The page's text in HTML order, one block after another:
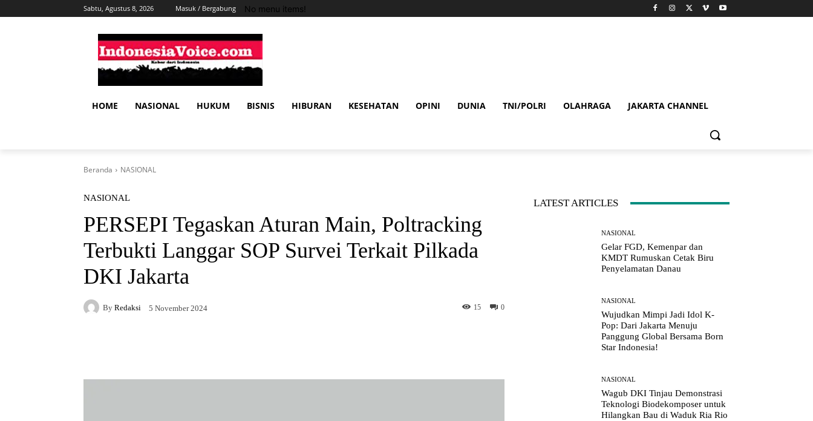
Sabtu, Agustus 8, 2026 Masuk / Bergabung No menu items!
HOME NASIONAL HUKUM BISNIS HIBURAN KESEHATAN OPINI DUNIA TNI/POLRI OLAHRAGA JAKARTA CHANNEL
Beranda NASIONAL
NASIONAL
PERSEPI Tegaskan Aturan Main, Poltracking
Terbukti Langgar SOP Survei Terkait Pilkada
DKI Jakarta
By Redaksi 5 November 2024 0
15
LATEST ARTICLES
NASIONAL
Gelar FGD, Kemenpar dan
KMDT Rumuskan Cetak Biru
Penyelamatan Danau
NASIONAL
Wujudkan Mimpi Jadi Idol K-
Pop: Dari Jakarta Menuju
Panggung Global Bersama Born
Star Indonesia!
NASIONAL
Wagub DKI Tinjau Demonstrasi
Teknologi Biodekomposer untuk
Hilangkan Bau di Waduk Ria Rio